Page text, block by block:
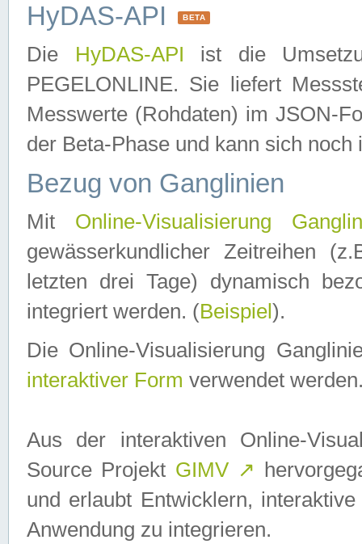
HyDAS-API BETA
Die HyDAS-API ist die
PEGELONLINE. Sie liefert
Messwerte (Rohdaten) im JSON-
der Beta-Phase und kann sich noch
Bezug von Ganglinien
Mit Online-Visualisierung
gewässerkundlicher Zeitreihen
letzten drei Tage) dynamisch
integriert werden. (Beispiel ).
Die Online-Visualisierung
interaktiver Form verwendet
Aus der interaktiven Online-
Source Projekt GIMV ↗
und erlaubt Entwicklern,
Anwendung zu integrieren.